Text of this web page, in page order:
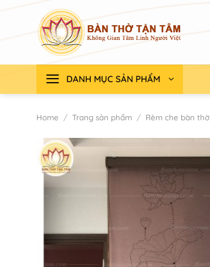
DANH MỤC SẢN PHẨM
Home / Trang sản phẩm / Rèm che bàn thờ